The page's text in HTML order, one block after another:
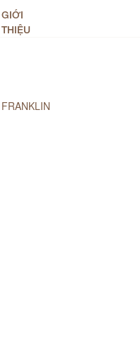
GIỚI
THIỆU